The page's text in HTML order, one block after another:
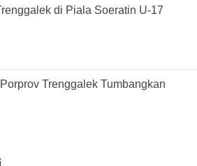
di Piala Soeratin U-17
Trenggalek Tumbangkan